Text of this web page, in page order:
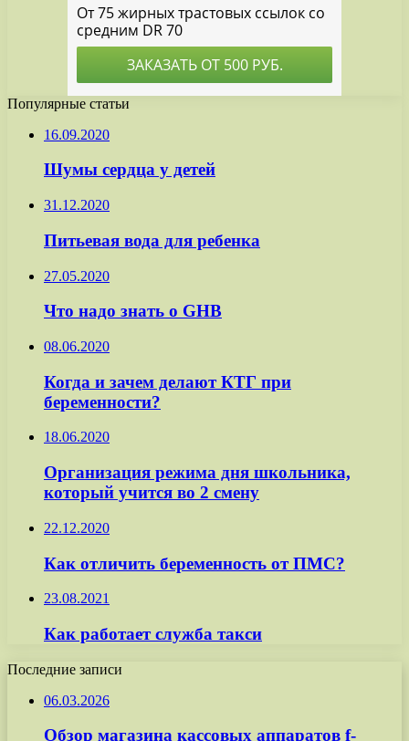
Популярные статьи
16.09.2020
Шумы сердца у детей
31.12.2020
Питьевая вода для ребенка
27.05.2020
Что надо знать о GНВ
08.06.2020
Когда и зачем делают КТГ при
беременности?
18.06.2020
Организация режима дня школьника,
который учится во 2 смену
22.12.2020
Как отличить беременность от ПМС?
23.08.2021
Как работает служба такси
Последние записи
06.03.2026
Обзор магазина кассовых аппаратов f-